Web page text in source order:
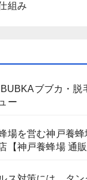
組み
ブブカ・脱
ー
場を営む神戸養
【神戸養蜂場 通販